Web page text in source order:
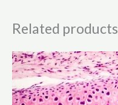
Related products